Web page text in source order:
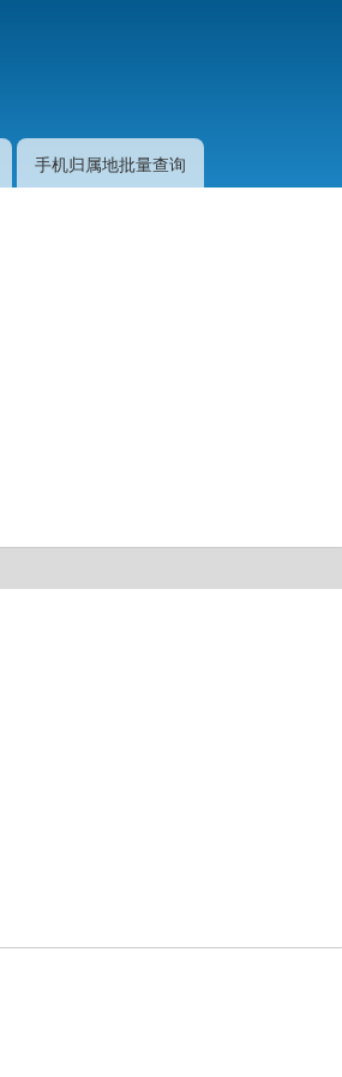
手机归属地批量查询